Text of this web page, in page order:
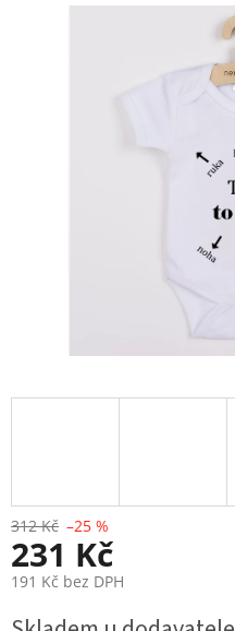
produktu
312 Kč –25 %
231 Kč
191 Kč bez DPH